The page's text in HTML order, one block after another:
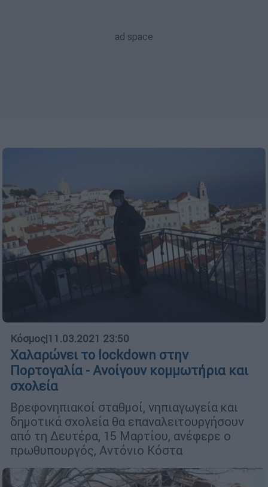
Κόσμος|11.03.2021 23:50
Χαλαρώνει το lockdown στην
Πορτογαλία - Ανοίγουν κομμωτήρια και
σχολεία
Βρεφονηπιακοί σταθμοί, νηπιαγωγεία και
δημοτικά σχολεία θα επαναλειτουργήσουν
από τη Δευτέρα, 15 Μαρτίου, ανέφερε ο
πρωθυπουργός, Αντόνιο Κόστα